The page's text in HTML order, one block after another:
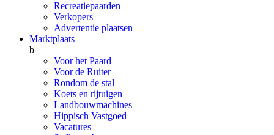
Recreatiepaarden
Verkopers
Advertentie plaatsen
Marktplaats
b
Voor het Paard
Voor de Ruiter
Rondom de stal
Koets en rijtuigen
Landbouwmachines
Hippisch Vastgoed
Vacatures